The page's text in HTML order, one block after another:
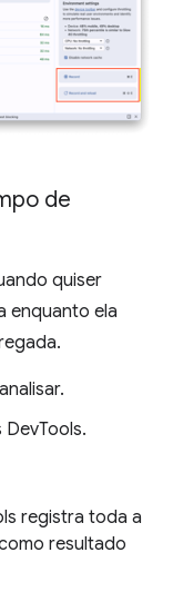
de
quiser
enquanto ela
DevTools.
registra toda a
resultado